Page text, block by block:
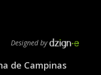
de Campinas
Designed by